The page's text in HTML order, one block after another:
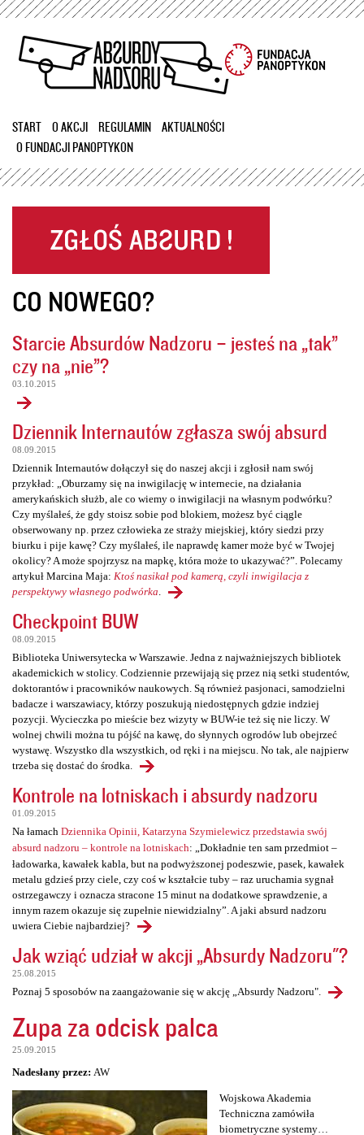
Przejdź
treści
START O AKCJI REGULAMIN
AKTUALNOŚCI
O FUNDACJI PANOPTYKON
CO NOWEGO?
Starcie Absurdów Nadzoru – jesteś na „tak”
czy na „nie”?
03.10.2015
Dziennik Internautów zgłasza swój absurd
08.09.2015
Dziennik Internautów dołączył się do naszej akcji i zgłosił nam swój
przykład: „Oburzamy się na inwigilację w internecie, na działania
amerykańskich służb, ale co wiemy o inwigilacji na własnym podwórku?
Czy myślałeś, że gdy stoisz sobie pod blokiem, możesz być ciągle
obserwowany np. przez człowieka ze straży miejskiej, który siedzi przy
biurku i pije kawę? Czy myślałeś, ile naprawdę kamer może być w Twojej
okolicy? A może spojrzysz na mapkę, która może to ukazywać?”. Polecamy
artykuł Marcina Maja: Ktoś nasikał pod kamerą, czyli inwigilacja z
perspektywy własnego podwórka
Checkpoint BUW
08.09.2015
Biblioteka Uniwersytecka w Warszawie. Jedna z najważniejszych bibliotek
akademickich w stolicy. Codziennie przewijają się przez nią setki studentów,
doktorantów i pracowników naukowych. Są również pasjonaci, samodzielni
badacze i warszawiacy, którzy poszukują niedostępnych gdzie indziej
pozycji. Wycieczka po mieście bez wizyty w BUW-ie też się nie liczy. W
wolnej chwili można tu pójść na kawę, do słynnych ogrodów lub obejrzeć
wystawę. Wszystko dla wszystkich, od ręki i na miejscu. No tak, ale najpierw
trzeba się dostać do środka.
Kontrole na lotniskach i absurdy nadzoru
01.09.2015
Na łamach Dziennika Opinii, Katarzyna Szymielewicz przedstawia swój
absurd nadzoru – kontrole na lotniskach: „Dokładnie ten sam przedmiot –
ładowarka, kawałek kabla, but na podwyższonej podeszwie, pasek, kawałek
metalu gdzieś przy ciele, czy coś w kształcie tuby – raz uruchamia sygnał
ostrzegawczy i oznacza stracone 15 minut na dodatkowe sprawdzenie, a
innym razem okazuje się zupełnie niewidzialny”. A jaki absurd nadzoru
uwiera Ciebie najbardziej?
Jak wziąć udział w akcji „Absurdy Nadzoru"?
25.08.2015
Poznaj 5 sposobów na zaangażowanie się w akcję „Absurdy Nadzoru".
Zupa za odcisk palca
25.09.2015
Nadesłany przez: AW
Wojskowa Akademia
Techniczna zamówiła
biometryczne systemy…